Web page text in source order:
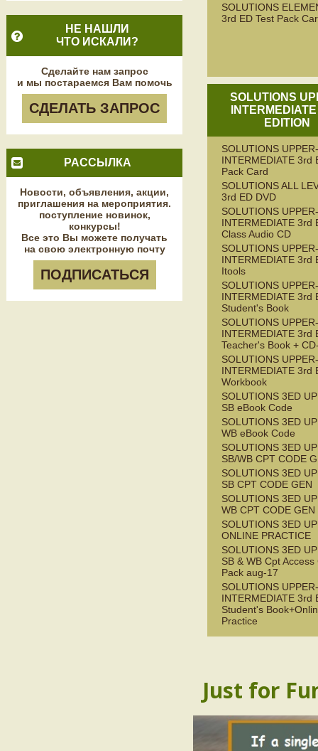
НЕ НАШЛИ
ЧТО ИСКАЛИ?
Сделайте нам запрос
и мы постараемся Вам помочь
СДЕЛАТЬ ЗАПРОС
РАССЫЛКА
Новости, объявления, акции,
приглашения на мероприятия.
поступление новинок,
конкурсы!
Все это Вы можете получать
на свою электронную почту
ПОДПИСАТЬСЯ
SOLUTIONS
3rd ED Test Pack
SOLUTIONS
EDITION
SOLUTIONS UPPER-
INTERMEDIATE 3rd
Pack Card
SOLUTIONS ALL
3rd ED DVD
SOLUTIONS UPPER-
INTERMEDIATE 3rd
Class Audio CD
SOLUTIONS UPPER-
INTERMEDIATE 3rd
Itools
SOLUTIONS UPPER-
INTERMEDIATE 3rd
Student's Book
SOLUTIONS UPPER-
INTERMEDIATE 3rd
Teacher's Book +
SOLUTIONS UPPER-
INTERMEDIATE 3rd
Workbook
SOLUTIONS 3ED
SB eBook Code
SOLUTIONS 3ED
WB eBook Code
SOLUTIONS 3ED
SB/WB CPT CODE
SOLUTIONS 3ED
SB CPT CODE GEN
SOLUTIONS 3ED
WB CPT CODE GEN
SOLUTIONS 3ED
ONLINE PRACTICE
SOLUTIONS 3ED
SB & WB Cpt Access
Pack aug-17
SOLUTIONS UPPER-
INTERMEDIATE 3rd
Student's
Practice
Just for